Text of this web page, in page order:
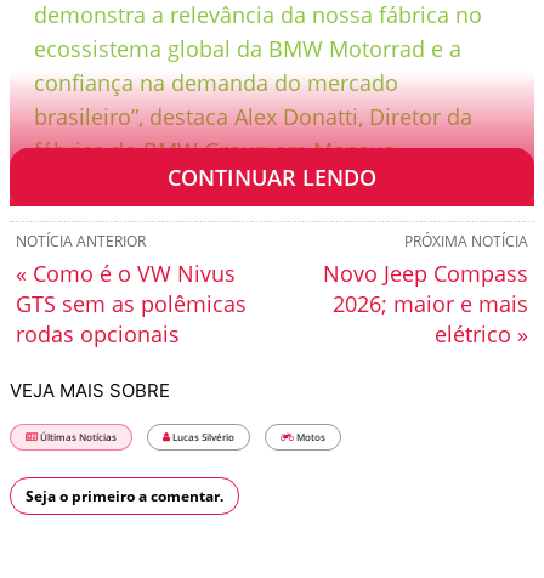
demonstra a relevância da nossa fábrica no
ecossistema global da BMW Motorrad e a
confiança na demanda do mercado
brasileiro”, destaca Alex Donatti, Diretor da
fábrica do BMW Group em Manaus.
CONTINUAR LENDO
PRÓXIMA NOTÍCIA
Novo Jeep Compass
2026; maior e mais
elétrico »
NOTÍCIA ANTERIOR
« Como é o VW Nivus
GTS sem as polêmicas
rodas opcionais
VEJA MAIS SOBRE
Últimas Notícias Lucas Silvério Motos
Seja o primeiro a comentar.